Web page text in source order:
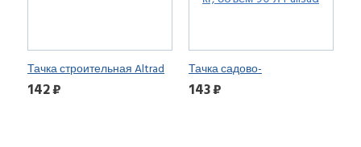
Тачка строительная Altrad
142 ₽
Тачка садово-
строительная, усиленная,
143 ₽